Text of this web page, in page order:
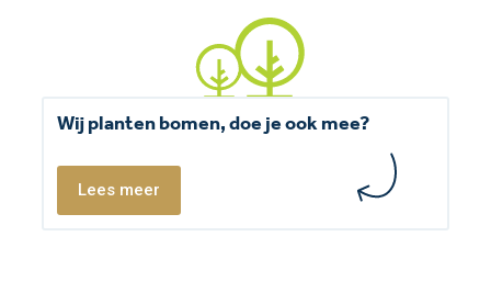
Wij planten bomen, doe je ook mee?
Lees meer